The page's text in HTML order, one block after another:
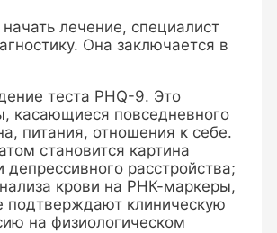
лечение, специалист
Она заключается в
теста PHQ-9. Это
касающиеся повседневного
питания, отношения к себе.
становится картина
депрессивного расстройства;
крови на РНК-маркеры,
подтверждают клиническую
на физиологическом